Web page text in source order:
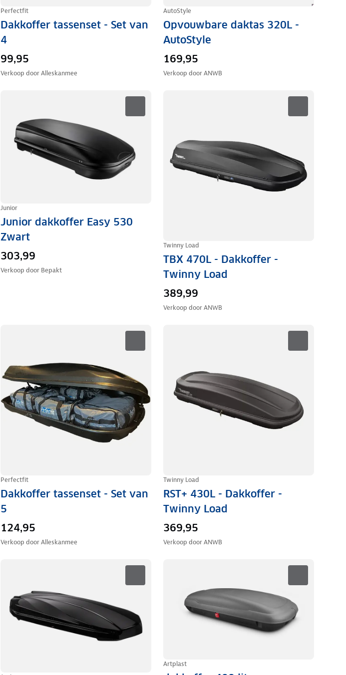
Perfectfit
Dakkoffer tassenset - Set van
4
99,95
Verkoop doorAlleskanmee
AutoStyle
Opvouwbare daktas 320L -
AutoStyle
169,95
Verkoop doorANWB
Junior
Junior dakkoffer Easy 530
Zwart
303,99
Verkoop door Bepakt
Twinny Load
TBX 470L - Dakkoffer -
Twinny Load
389,99
Verkoop doorANWB
Perfectfit
Dakkoffer tassenset - Set van
5
124,95
Verkoop doorAlleskanmee
Twinny Load
RST+ 430L - Dakkoffer -
Twinny Load
369,95
Verkoop doorANWB
Artplast